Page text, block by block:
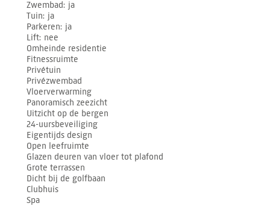
Zwembad ja
Tuin ja
Parkeren ja
Lift nee
Omheinde residentie
Fitnessruimte
Privétuin
Privézwembad
Vloerverwarming
Panoramisch zeezicht
Uitzicht op de bergen
24-uursbeveiliging
Eigentijds design
Open leefruimte
Glazen deuren van vloer tot plafond
Grote terrassen
Dicht bij de golfbaan
Clubhuis
Spa